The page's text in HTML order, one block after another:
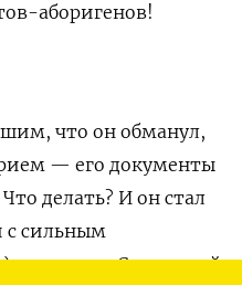
аборигенов!
что он обманул,
— его документы
делать? И он стал
сильным
акцентом. Секундный